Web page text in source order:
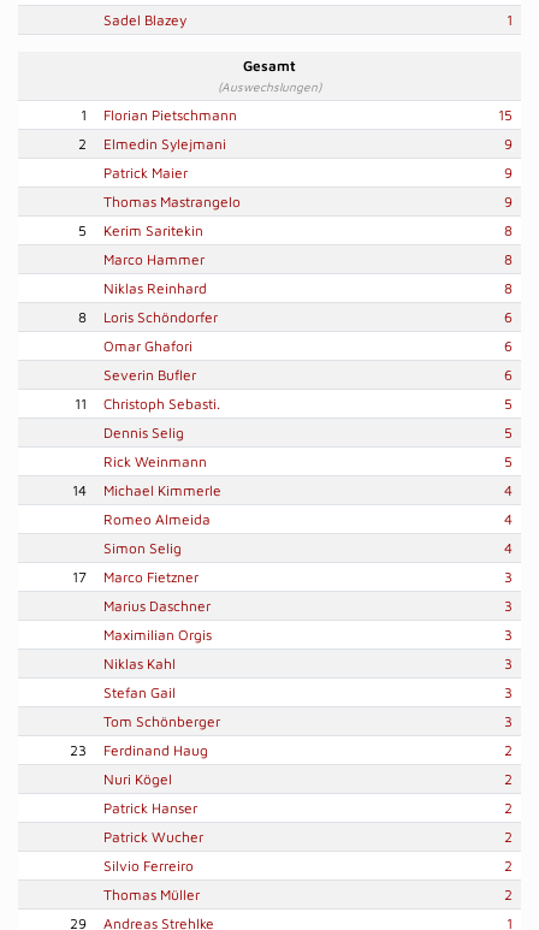
Sadel Blazey
1
Gesamt
(Auswechslungen)
1 Florian Pietschmann
15
2
Elmedin Sylejmani
9
Patrick Maier
9
Thomas Mastrangelo
9
5
Kerim Saritekin
8
Marco Hammer
8
Niklas Reinhard
8
8
Loris Schöndorfer
6
Omar Ghafori
6
Severin Bufler
6
11
Christoph Sebasti.
5
Dennis Selig
5
Rick Weinmann
5
14
Michael Kimmerle
4
Romeo Almeida
4
Simon Selig
4
17
Marco Fietzner
3
Marius Daschner
3
Maximilian Orgis
3
Niklas Kahl
3
Stefan Gail
3
Tom Schönberger
3
23
Ferdinand Haug
2
Nuri Kögel
2
Patrick Hanser
2
Patrick Wucher
2
Silvio Ferreiro
2
Thomas Müller
2
29
Andreas Strehlke 1